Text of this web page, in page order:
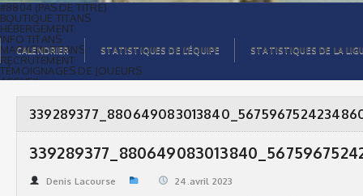
#8804 (PAS DE TITRE)
BOUTIQUE TITANS
HÉBERGEMENT
INFO TITANS
MAGASIN TITANS
RECRUTEMENT
TÉMOIGNAGES DE JOUEURS
ACCUEIL
GALERIE PHOTOS
STATISTIQUES
ORGANISATION
CALENDRIER
COMMANDITAIRES
CALENDRIER STATISTIQUES DE L’ÉQUIPE STATISTIQUES DE LA
Denis Lacourse 24.avril 2023